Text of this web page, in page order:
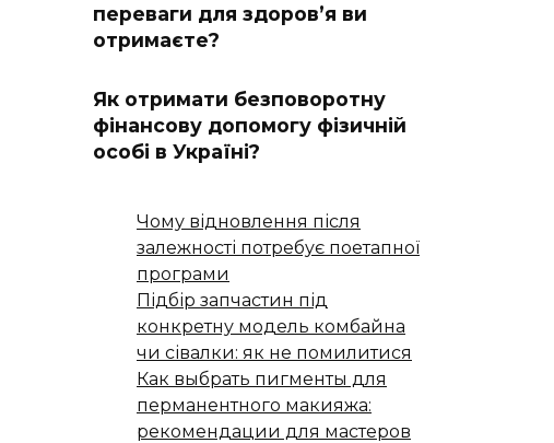
переваги для здоров’я ви
отримаєте?
Як отримати безповоротну
фінансову допомогу фізичній
особі в Україні?
Чому відновлення після
залежності потребує поетапної
програми
Підбір запчастин під
конкретну модель комбайна
чи сівалки: як не помилитися
Как выбрать пигменты для
перманентного макияжа:
рекомендации для мастеров